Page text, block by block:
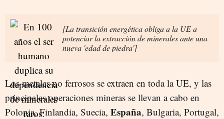
[La transición energética obliga a la UE a
potenciar la extracción de minerales ante una
nueva 'edad de piedra']
Los metales no ferrosos se extraen en toda la UE, y las
principales operaciones mineras se llevan a cabo en
Polonia, Finlandia, Suecia, España, Bulgaria, Portugal,